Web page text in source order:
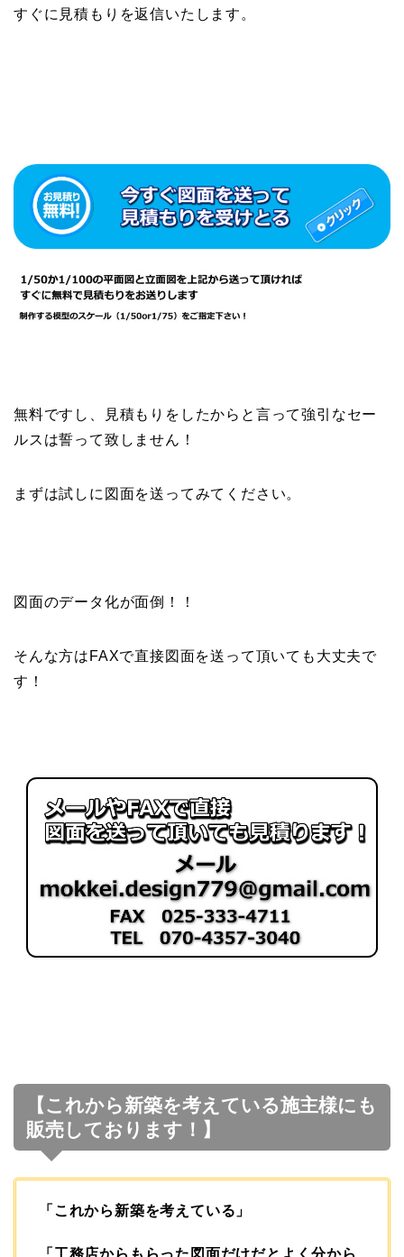
すぐに見積もりを返信いたします。
無料ですし、見積もりをしたからと言って強引なセー
ルスは誓って致しません！
まずは試しに図面を送ってみてください。
図面のデータ化が面倒！！
そんな方はFAXで直接図面を送って頂いても大丈夫で
す！
【これから新築を考えている施主様にも
販売しております！】
「これから新築を考えている」
「工務店からもらった図面だけだとよく分から